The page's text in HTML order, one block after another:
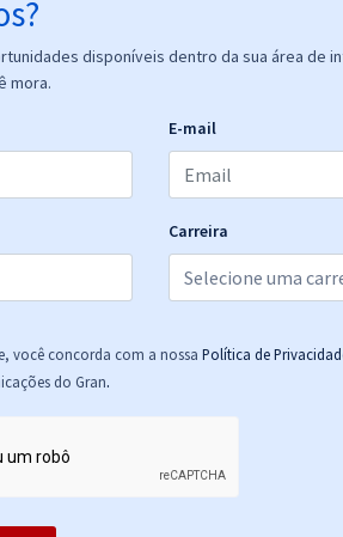
disponíveis dentro da sua área de
mora.
E-mail
Carreira
você concorda com a nossa Política de
do Gran.